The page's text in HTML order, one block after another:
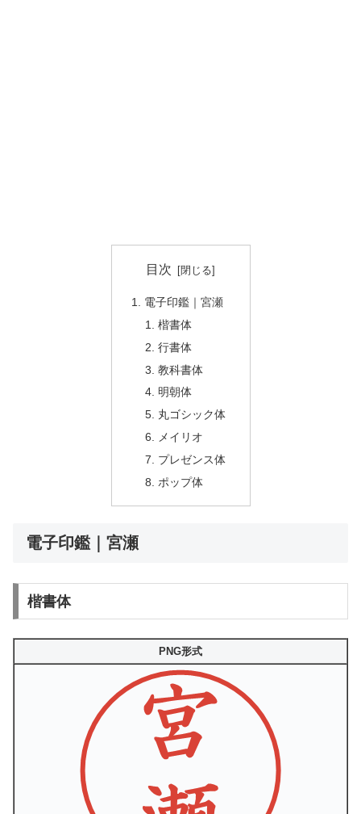
目次
電子印鑑｜宮瀬
楷書体
行書体
教科書体
明朝体
丸ゴシック体
メイリオ
プレゼンス体
ポップ体
電子印鑑｜宮瀬
楷書体
PNG形式